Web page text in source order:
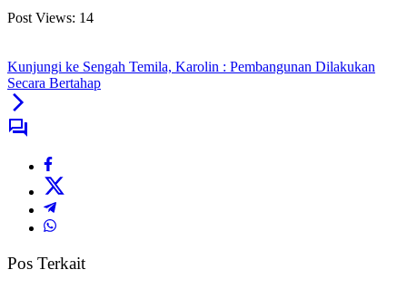
Post Views: 14
Kunjungi ke Sengah Temila, Karolin : Pembangunan Dilakukan
Secara Bertahap
Pos Terkait